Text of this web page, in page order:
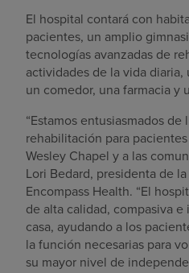
El hospital contará con
pacientes, un amplio
tecnologías avanzadas de
actividades de la vida
un comedor, una farmacia y
“Estamos entusiasmados
rehabilitación para
Wesley Chapel y a las
Lori Bedard, presidenta de
Encompass Health. “El
de alta calidad, compasiva
casa, ayudando a los
la función necesarias para
su mayor nivel de